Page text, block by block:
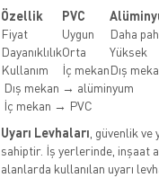
Özellik PVC
Fiyat
Uygun
Daha
DayanıklılıkOrta
Yüksek
Kullanım
İç mekanDış
Dış mekan → alüminyum
İç mekan → PVC
Uyarı Levhaları , güvenlik
sahiptir. İş yerlerinde, inşaat
alanlarda kullanılan uyarı